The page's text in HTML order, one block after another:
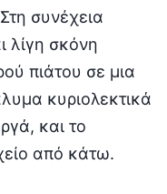
συνέχεια
λίγη σκόνη
πιάτου σε μια
κυριολεκτικά
και το
από κάτω.